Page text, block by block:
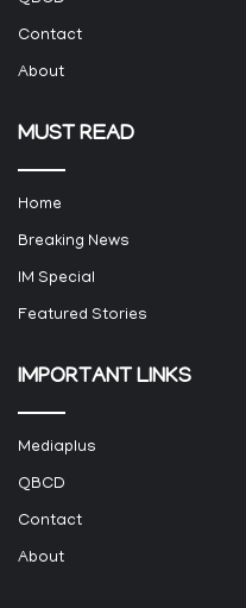
Contact
About
MUST READ
Home
Breaking News
IM Special
Featured Stories
IMPORTANT LINKS
Mediaplus
QBCD
Contact
About